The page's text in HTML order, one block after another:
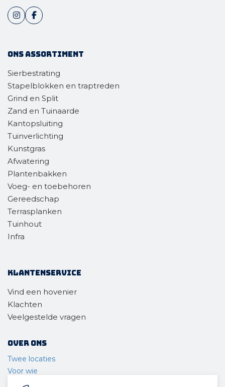
Ons assortiment
Sierbestrating
Stapelblokken en traptreden
Grind en Split
Zand en Tuinaarde
Kantopsluiting
Tuinverlichting
Kunstgras
Afwatering
Plantenbakken
Voeg- en toebehoren
Gereedschap
Terrasplanken
Tuinhout
Infra
Klantenservice
Vind een hovenier
Klachten
Veelgestelde vragen
Over ons
Twee locaties
Voor wie
Ons materieel